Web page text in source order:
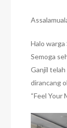
Halo warga
Semoga
Ganjil telah
dirancang
“Feel Your